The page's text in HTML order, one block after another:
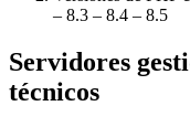
– 8.3 – 8.4 – 8.5
Servidores
técnicos